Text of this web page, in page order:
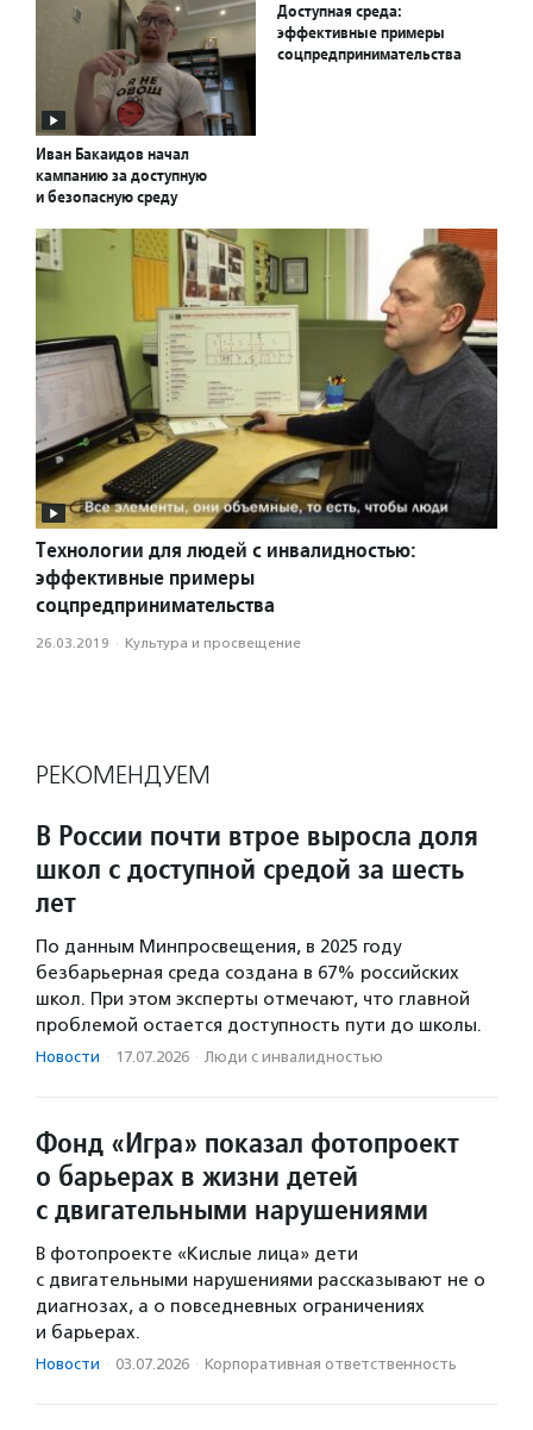
Иван Бакаидов начал
кампанию за доступную
и безопасную среду
Доступная среда:
эффективные примеры
соцпредпринимательства
Технологии для людей с инвалидностью:
эффективные примеры
соцпредпринимательства
26.03.2019 · Культура и просвещение
РЕКОМЕНДУЕМ
В России почти втрое выросла доля
школ с доступной средой за шесть
лет
По данным Минпросвещения, в 2025 году
безбарьерная среда создана в 67% российских
школ. При этом эксперты отмечают, что главной
проблемой остается доступность пути до школы.
Новости · 17.07.2026 · Люди с инвалидностью
Фонд «Игра» показал фотопроект
о барьерах в жизни детей
с двигательными нарушениями
В фотопроекте «Кислые лица» дети
с двигательными нарушениями рассказывают не о
диагнозах, а о повседневных ограничениях
и барьерах.
Новости · 03.07.2026 · Корпоративная ответственность